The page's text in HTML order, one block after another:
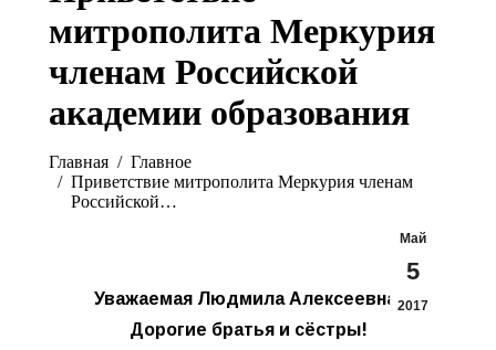
митрополита Меркурия
членам Российской
академии образования
Главная
Главное
Приветствие митрополита Меркурия членам
Российской…
Май
5
2017
Уважаемая Людмила Алексеевна!
Дорогие братья и сёстры!